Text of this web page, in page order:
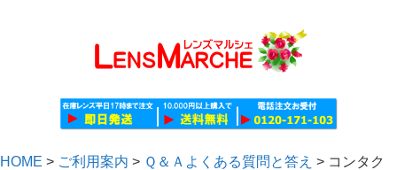
HOME > ご利用案内 > Ｑ＆Ａよくある質問と答え > コンタク